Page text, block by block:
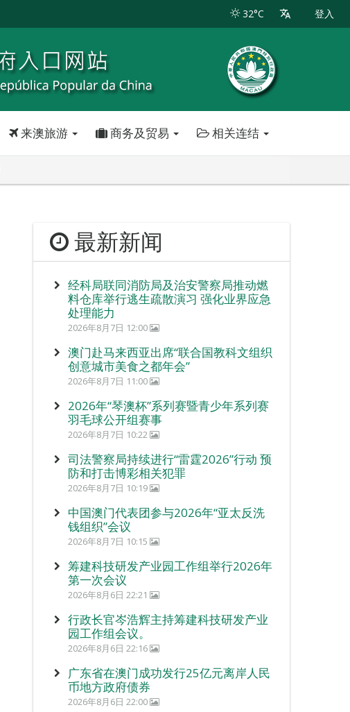
32°C 登入
来澳旅游 商务及贸易 相关连结
最新新闻
经科局联同消防局及治安警察局推动燃
料仓库举行逃生疏散演习 强化业界应急
处理能力
2026年8月7日 12:00
澳门赴马来西亚出席“联合国教科文组织
创意城市美食之都年会”
2026年8月7日 11:00
2026年“琴澳杯”系列赛暨青少年系列赛
羽毛球公开组赛事
2026年8月7日 10:22
司法警察局持续进行“雷霆2026”行动 预
防和打击博彩相关犯罪
2026年8月7日 10:19
中国澳门代表团参与2026年“亚太反洗
钱组织”会议
2026年8月7日 10:15
筹建科技研发产业园工作组举行2026年
第一次会议
2026年8月6日 22:21
行政长官岑浩辉主持筹建科技研发产业
园工作组会议。
2026年8月6日 22:16
广东省在澳门成功发行25亿元离岸人民
币地方政府债券
2026年8月6日 22:00